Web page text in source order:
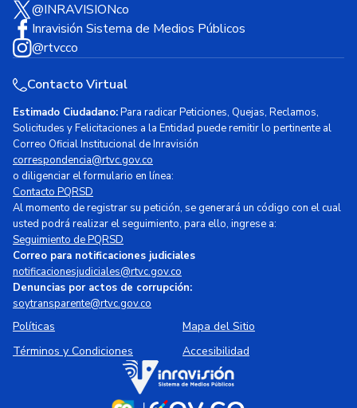
@INRAVISIONco
Inravisión Sistema de Medios Públicos
@rtvcco
Contacto Virtual
Estimado Ciudadano:Para radicar Peticiones, Quejas, Reclamos,
Solicitudes y Felicitaciones a la Entidad puede remitir lo pertinente al
Correo Oficial Institucional de Inravisión
correspondencia@rtvc.gov.co
o diligenciar el formulario en línea:
Contacto PQRSD
Al momento de registrar su petición, se generará un código con el cual
usted podrá realizar el seguimiento, para ello, ingrese a:
Seguimiento de PQRSD
Correo para notificaciones judiciales
notificacionesjudiciales@rtvc.gov.co
Denuncias por actos de corrupción:
soytransparente@rtvc.gov.co
Políticas
Mapa del Sitio
Términos y Condiciones
Accesibilidad